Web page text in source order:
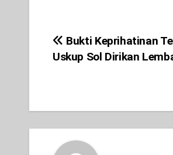
Post
navigation
Bukti Keprihatinan
Uskup Sol Dirikan